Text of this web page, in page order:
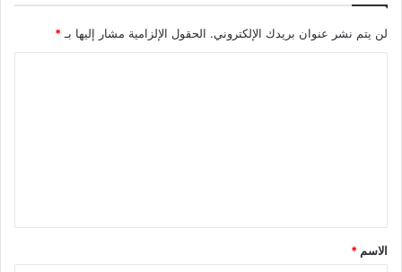
لن يتم نشر عنوان بريدك الإلكتروني. الحقول الإلزامية مشار إليها بـ *
الاسم *